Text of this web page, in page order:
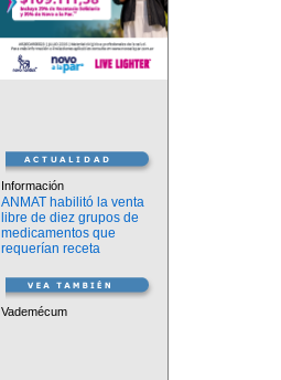
Información
ANMAT habilitó la venta
libre de diez grupos de
medicamentos que
requerían receta
Vademécum